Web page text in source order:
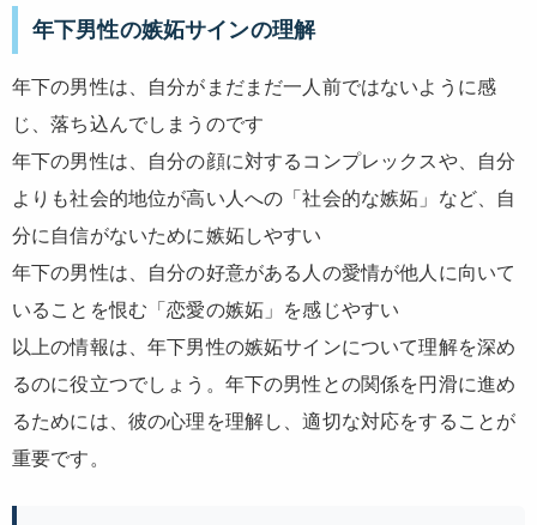
年下男性の嫉妬サインの理解
年下の男性は、自分がまだまだ一人前ではないように感
じ、落ち込んでしまうのです
年下の男性は、自分の顔に対するコンプレックスや、自分
よりも社会的地位が高い人への「社会的な嫉妬」など、自
分に自信がないために嫉妬しやすい
年下の男性は、自分の好意がある人の愛情が他人に向いて
いることを恨む「恋愛の嫉妬」を感じやすい
以上の情報は、年下男性の嫉妬サインについて理解を深め
るのに役立つでしょう。年下の男性との関係を円滑に進め
るためには、彼の心理を理解し、適切な対応をすることが
重要です。